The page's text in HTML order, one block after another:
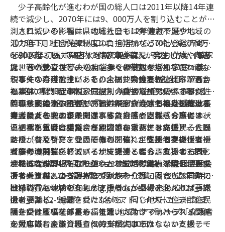
少子高齢化が進むわが国の総人口は2011年以降14年連
続で減少し、2070年には9、000万人を割り込むことが予
測されている。福井県の総人口も12年連続で減少し、
2025年1月1日現在の人口は、前年から5700人減の74万
6690人と初めて75万人を割り込んだ。その一方で、核家
族世帯や単身世帯の増加により世帯数が増加している。
人口減少の影響は、地域社会では労働力不足や地域の
活力低下、社会保障制度の負担増加などの社会経済問題
を引き起こし、家庭内では家事や育児、親の介護や障害
児・者の養育など、一人で多くの役割を担わなければな
らなくなる可能性がある。全国一勤労女性の比率が高い
福井県では、仕事と家庭役割の負担増加で疲弊する女性
や、核家族化の影響で高齢の親を介護する単身の成人長
男・長女の増加が予測される。
2019年、福井県内で3件の介護殺人が発生した。内訳
は、70代の女性が夫の自営業を継続しながら家庭で義両
親と夫の介護を担い、その末に要介護者3名を手にかけ
た事件、認知症の親と同居・介護する長男による事件、
義母と夫の2名を自宅で介護する70代女性による義母の
介護殺人と夫の殺人未遂事件である。これらの事件は、
いずれも重い介護負担が原因であった。
事件の再発防止にあたり、福井県長寿福祉課と筆者含
む3名の専門職が中心となり、県内の在宅ケアに関わる専
門職らと推進するのが『福井県家族介護者等支援推進事
業』である。本事業では、家族介護者支援（介護者の状
況把握、有識者会議、在宅介護レスパイト支援）、住民
支援（普及啓発、住民研修の開催）、支援者支援（支援
者研修の開催、アドバイザー派遣・紹介事業）の3支援
が推進されている。そのうちアドバイザー派遣は、要支
援者や家族への支援方法やかかわり等に困る当該市町の
担当職員と地域の在宅ケアチームが県にアドバイザー派
遣を要請し、派遣された3名のアドバイザーから相談支
援を受ける事業である。また、カスタマーハラスメント
の対応等、家族介護者への支援にはあたらない支援チー
事業開始から現在もアドバイザーとして相談を受ける
筆者は「在宅ケアに関連する負担感や困難感を声にす
る」「第三者に相談する」ことの重要性を痛感すると同
時に、在宅ケアを受ける権利を強く主張する要支援者や
家族の増加を感じている。支援する者もされる者も同じ
地域に住まい、そこで穏やかな生活の継続を望む住民で
ある。また、自らも家庭で家族を介護・養育し、同時に
地域の在宅ケアを支える支援者も、立場を変えれば要支
援者である。相談を受けながら、同じ地域に住まう住民
同士がお互いを尊重し、気遣い、助け・助けられる関係
を大事にしようと思う気持ちが大事ではないかと感じて
相手を気遣い支え合う地域の在宅ケアは、住民一人ひ
とりがつくりだすものであり、それが住民個々の仕事や
家庭での負担を軽減する地域支援となる。支援する者・
される者の垣根を取り払い、地域の労働力不足や活力低
下を乗り越えよう。
【参考資料】
令和6年度福井県長期ビジョン推進懇話会 第2回懇話会
「参考資料2：・福井県の現状データ集」（2024年8月22
日）
https://www.pref.fukui.lg.jp/doc/seiki/vision2024_sak
utei_d/fil/2-5.pdf
福井県健康福祉部長寿福祉課 地域ケアグループ「介護者
支援有識者会議資料」(2025年2月10日）